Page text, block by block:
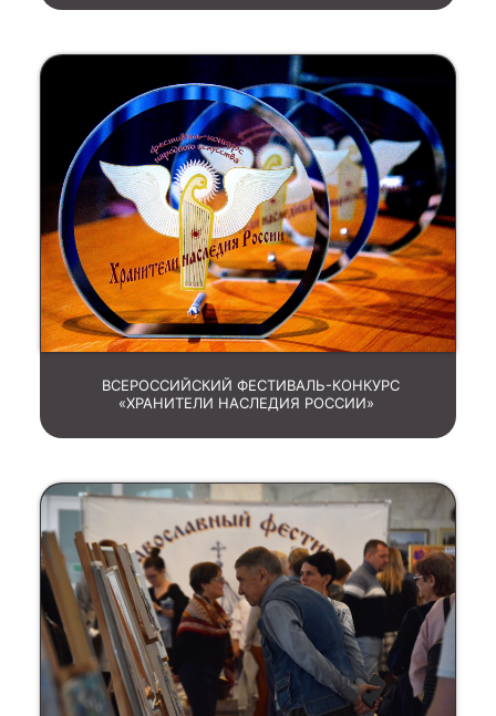
ВСЕРОССИЙСКИЙ ФЕСТИВАЛЬ-КОНКУРС
«ХРАНИТЕЛИ НАСЛЕДИЯ РОССИИ»